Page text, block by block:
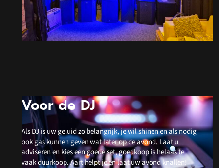
Voor de DJ
Als DJ is uw geluid zo belangrijk, je wil shinen en als nodig
ook gas kunnen geven wat later op de avond. Laat u
adviseren en kies een goede set, goedkoop is helaas te
vaak duurkoop. Aart helpt je en laat uw avond knallen!